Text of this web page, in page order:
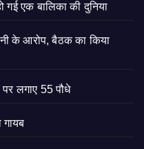
गई एक बालिका की दुनिया
के आरोप, बैठक का किया
लगाए 55 पौधे
गायब